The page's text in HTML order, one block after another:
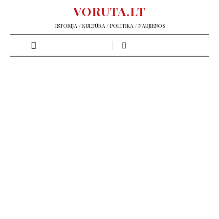
VORUTA.LT
ISTORIJA / KULTŪRA / POLITIKA / NAUJIENOS